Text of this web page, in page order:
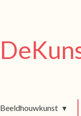
Beeldhouwkunst